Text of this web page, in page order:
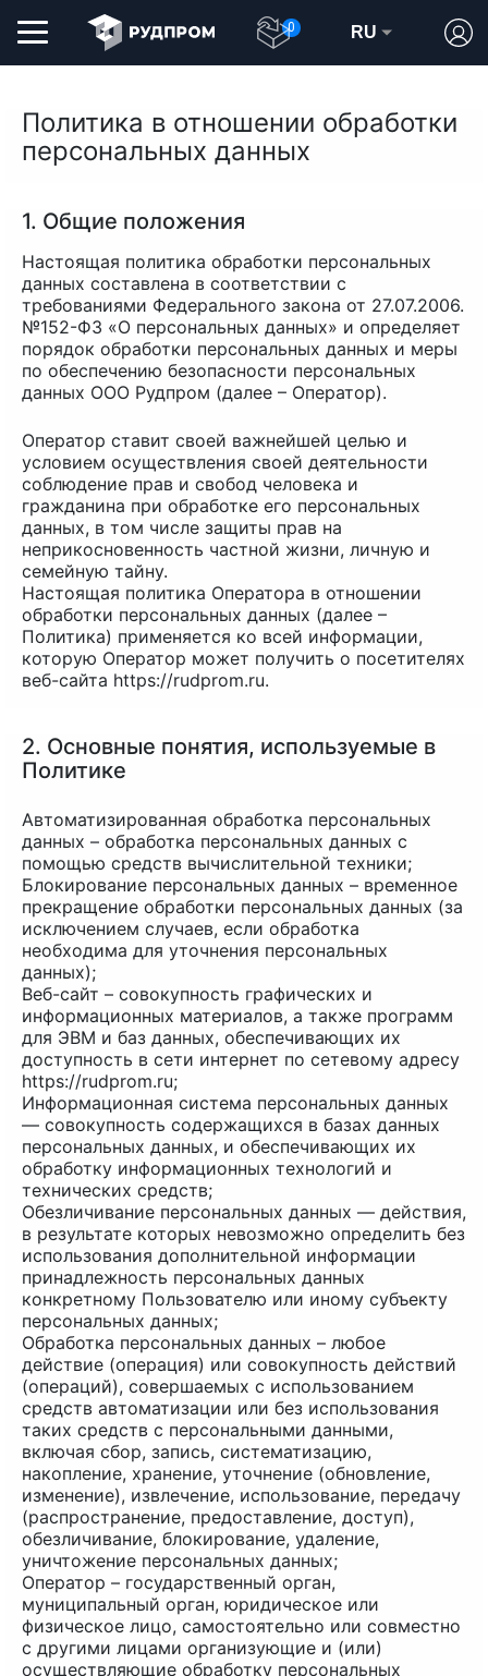
0 RU
Политика в отношении обработки
персональных данных
1. Общие положения
Настоящая политика обработки персональных
данных составлена в соответствии с
требованиями Федерального закона от 27.07.2006.
№152-ФЗ «О персональных данных» и определяет
порядок обработки персональных данных и меры
по обеспечению безопасности персональных
данных ООО Рудпром (далее – Оператор).
Оператор ставит своей важнейшей целью и
условием осуществления своей деятельности
соблюдение прав и свобод человека и
гражданина при обработке его персональных
данных, в том числе защиты прав на
неприкосновенность частной жизни, личную и
семейную тайну.
Настоящая политика Оператора в отношении
обработки персональных данных (далее –
Политика) применяется ко всей информации,
которую Оператор может получить о посетителях
веб-сайта https://rudprom.ru.
2. Основные понятия, используемые в
Политике
Автоматизированная обработка персональных
данных – обработка персональных данных с
помощью средств вычислительной техники;
Блокирование персональных данных – временное
прекращение обработки персональных данных (за
исключением случаев, если обработка
необходима для уточнения персональных
данных);
Веб-сайт – совокупность графических и
информационных материалов, а также программ
для ЭВМ и баз данных, обеспечивающих их
доступность в сети интернет по сетевому адресу
https://rudprom.ru;
Информационная система персональных данных
— совокупность содержащихся в базах данных
персональных данных, и обеспечивающих их
обработку информационных технологий и
технических средств;
Обезличивание персональных данных — действия,
в результате которых невозможно определить без
использования дополнительной информации
принадлежность персональных данных
конкретному Пользователю или иному субъекту
персональных данных;
Обработка персональных данных – любое
действие (операция) или совокупность действий
(операций), совершаемых с использованием
средств автоматизации или без использования
таких средств с персональными данными,
включая сбор, запись, систематизацию,
накопление, хранение, уточнение (обновление,
изменение), извлечение, использование, передачу
(распространение, предоставление, доступ),
обезличивание, блокирование, удаление,
уничтожение персональных данных;
Оператор – государственный орган,
муниципальный орган, юридическое или
физическое лицо, самостоятельно или совместно
с другими лицами организующие и (или)
осуществляющие обработку персональных